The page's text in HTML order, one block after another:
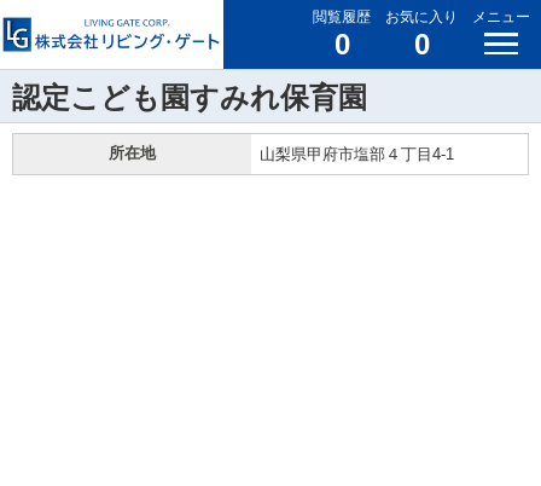
閲覧履歴
0
お気に入り
0
メニュー
認定こども園すみれ保育園
所在地 山梨県甲府市塩部４丁目4-1